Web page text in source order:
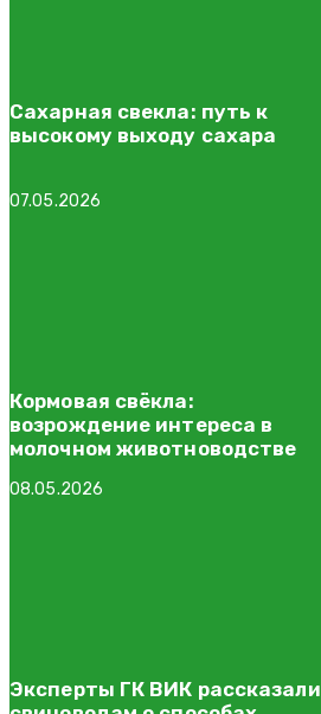
Сахарная свекла: путь к
высокому выходу сахара
07.05.2026
Кормовая свёкла:
возрождение интереса в
молочном животноводстве
08.05.2026
Эксперты ГК ВИК рассказали